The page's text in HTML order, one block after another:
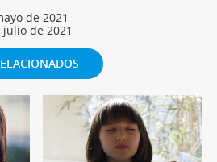
de 2021
julio de 2021